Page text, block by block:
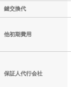
鍵交換代
他初期費用
保証人代行会社